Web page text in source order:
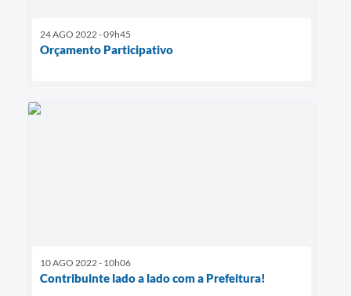
24 AGO 2022 - 09h45
Orçamento Participativo
10 AGO 2022 - 10h06
Contribuinte lado a lado com a Prefeitura!